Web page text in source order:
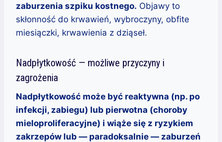
zaburzenia szpiku kostnego. Objawy to
skłonność do krwawień, wybroczyny, obfite
miesiączki, krwawienia z dziąseł.
Nadpłytkowość — możliwe przyczyny i
zagrożenia
Nadpłytkowość może być reaktywna (np. po
infekcji, zabiegu) lub pierwotna (choroby
mieloproliferacyjne) i wiąże się z ryzykiem
zakrzepów lub — paradoksalnie — zaburzeń